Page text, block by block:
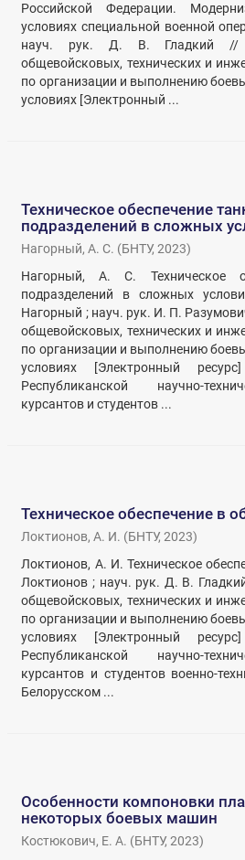
Российской Федерации.
условиях специальной военной
науч. рук. Д. В. Гладкий //
общевойсковых, технических и
по организации и выполнению
условиях [Электронный ...
Техническое обеспечение
подразделений в сложных
Нагорный, А. С. (БНТУ,2023)
Нагорный, А. С. Техническое
подразделений в сложных
Нагорный ; науч. рук. И. П.
общевойсковых, технических и
по организации и выполнению
условиях [Электронный
Республиканской научно-
курсантов и студентов ...
Техническое обеспечение в
Локтионов, А. И. (БНТУ,2023)
Локтионов, А. И. Техническое
Локтионов ; науч. рук. Д. В.
общевойсковых, технических и
по организации и выполнению
условиях [Электронный
Республиканской научно-
курсантов и студентов военно-
Белорусском ...
Особенности компоновки
некоторых боевых машин
Костюкович, Е. А. (БНТУ,2023)